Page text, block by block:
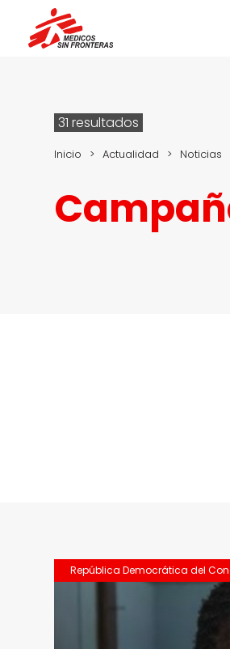
31 resultados
Inicio > Actualidad > Noticias
República Democrática del